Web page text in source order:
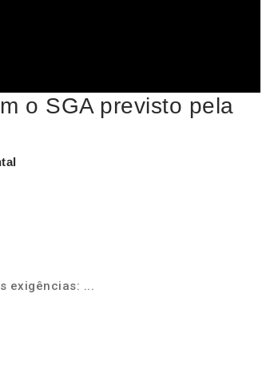
o SGA previsto pela
exigências: ...